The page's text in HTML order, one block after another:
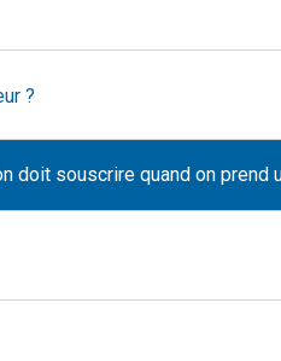
?
doit souscrire quand on